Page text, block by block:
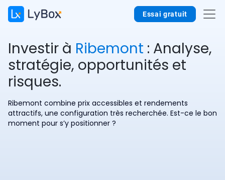
Essai gratuit
Investir à Ribemont : Analyse,
stratégie, opportunités et
risques.
Ribemont combine prix accessibles et rendements
attractifs, une configuration très recherchée. Est-ce le bon
moment pour s’y positionner ?